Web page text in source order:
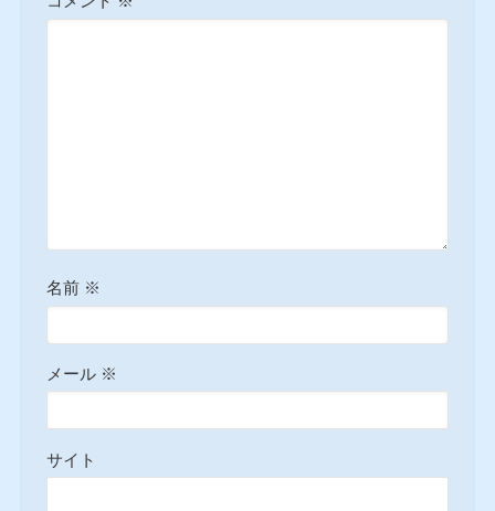
名前 ※
メール ※
サイト